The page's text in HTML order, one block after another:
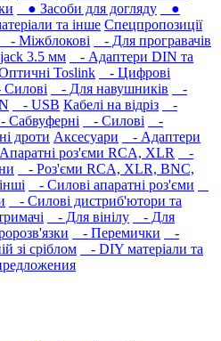
● Засоби для догляду
●
та інше Спецпропозиції
- Міжблокові
- Для програвачів
3.5 мм
- Адаптери DIN та
Toslink
- Цифрові
- Для навушників‎
-
- USB Кабелі на відріз
-
Сабвуферні - Силові
-
дроти Аксесуари
- Адаптери
роз'єми RCA, XLR
-
- Роз'єми RCA, XLR, BNC,
- Силові апаратні роз'єми
- Силові дистриб'ютори та
- Для вінілу
- Для
- Перемички
-
зі сріблом
- DIY матеріали та